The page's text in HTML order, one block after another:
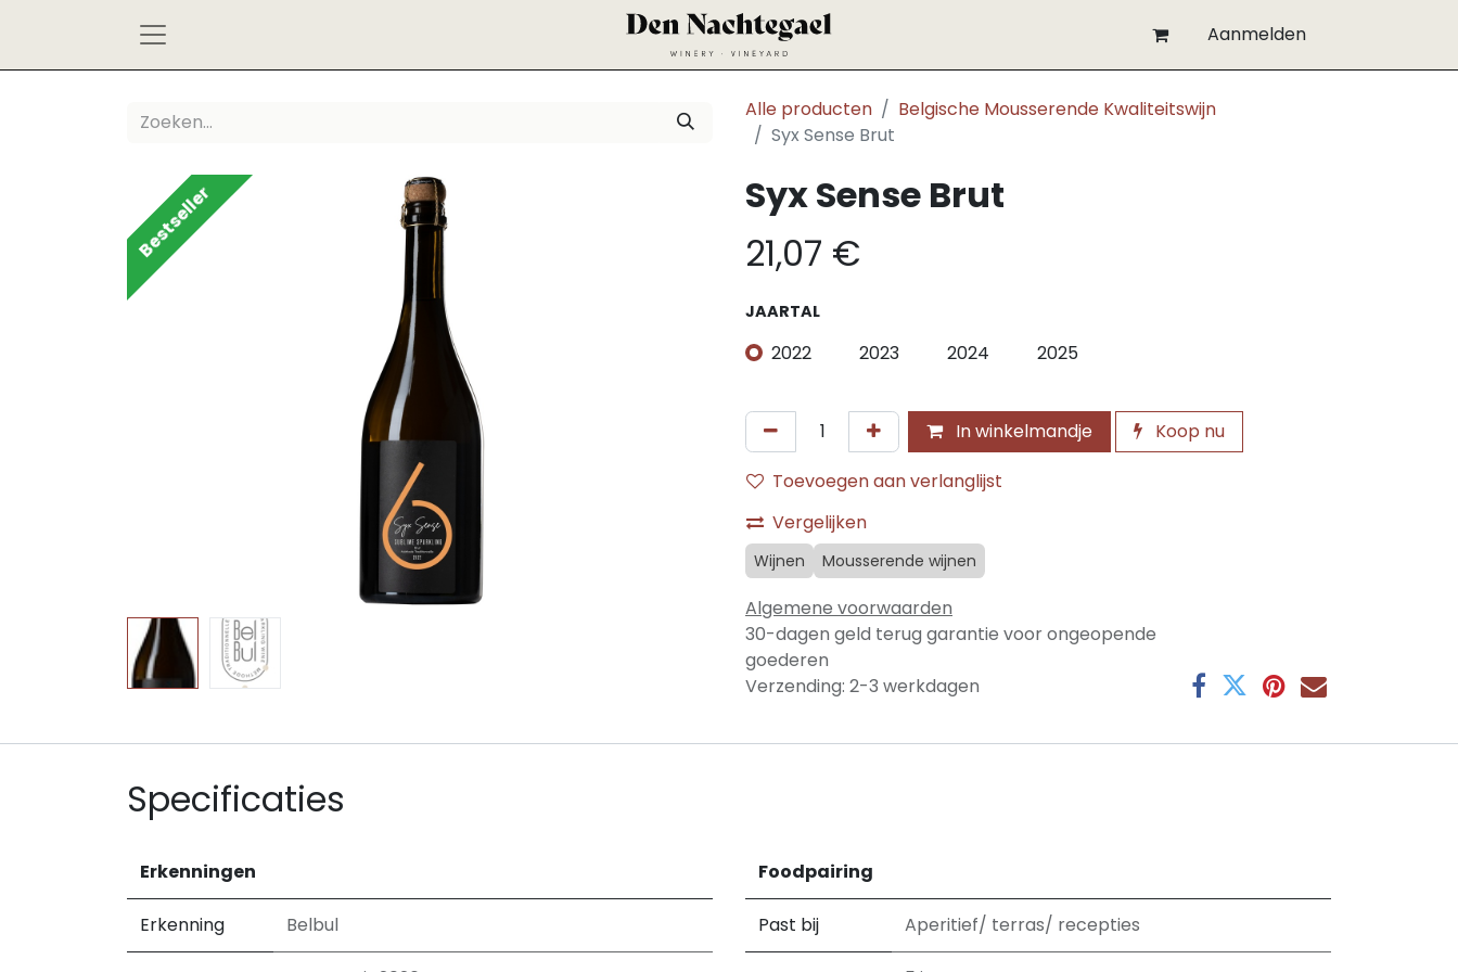
Aanmelden
Alle producten
Belgische Mousserende Kwaliteitswijn
Syx Sense Brut
Bestseller
Syx Sense Brut
21,07 €
JAARTAL
2022 2023 2024 2025
In winkelmandje
Koop nu
Toevoegen aan verlanglijst
Vergelijken
Wijnen Mousserende wijnen
Algemene voorwaarden
30-dagen geld terug garantie voor ongeopende
goederen
Verzending: 2-3 werkdagen
Specificaties
Erkenningen
Erkenning Belbul
Foodpairing
Past bij Aperitief/ terras/ recepties